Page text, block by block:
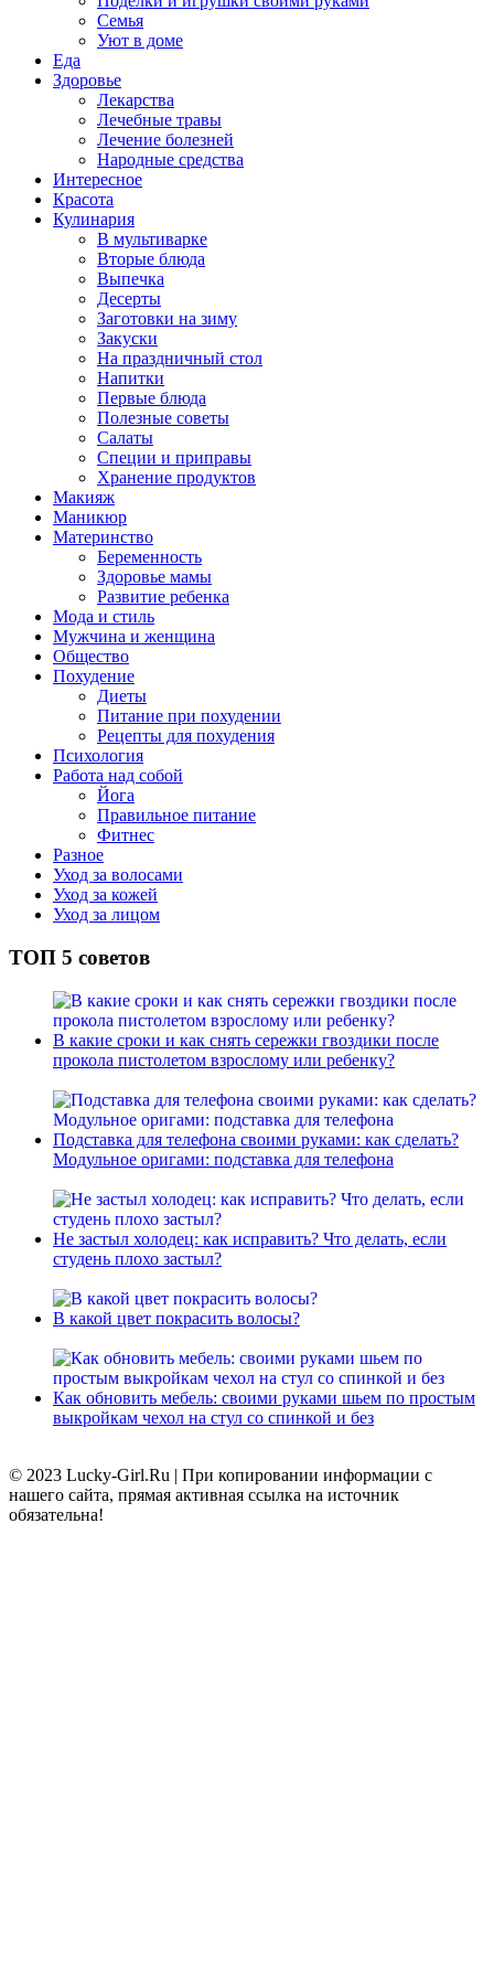
Семья
Уют в доме
Еда
Здоровье
Лекарства
Лечебные травы
Лечение болезней
Народные средства
Интересное
Красота
Кулинария
В мультиварке
Вторые блюда
Выпечка
Десерты
Заготовки на зиму
Закуски
На праздничный стол
Напитки
Первые блюда
Полезные советы
Салаты
Специи и приправы
Хранение продуктов
Макияж
Маникюр
Материнство
Беременность
Здоровье мамы
Развитие ребенка
Мода и стиль
Мужчина и женщина
Общество
Похудение
Диеты
Питание при похудении
Рецепты для похудения
Психология
Работа над собой
Йога
Правильное питание
Фитнес
Разное
Уход за волосами
Уход за кожей
Уход за лицом
ТОП 5 советов
В какие сроки и как снять сережки гвоздики после
прокола пистолетом взрослому или ребенку?
Подставка для телефона своими руками: как сделать?
Модульное оригами: подставка для телефона
Не застыл холодец: как исправить? Что делать, если
студень плохо застыл?
В какой цвет покрасить волосы?
Как обновить мебель: своими руками шьем по простым
выкройкам чехол на стул со спинкой и без
© 2023 Lucky-Girl.Ru | При копировании информации с
нашего сайта, прямая активная ссылка на источник
обязательна!